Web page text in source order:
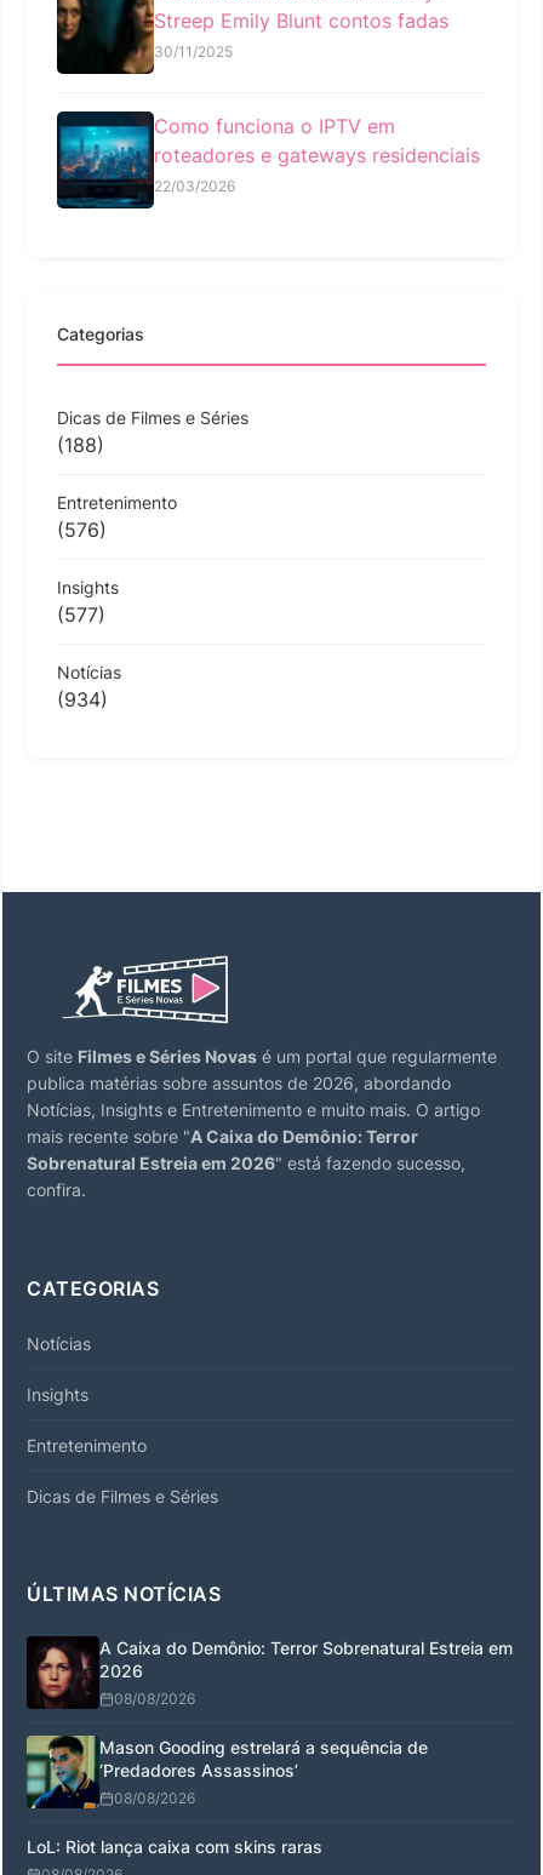
Streep Emily Blunt contos fadas
30/11/2025
Como funciona o IPTV em
roteadores e gateways residenciais
22/03/2026
Categorias
Dicas de Filmes e Séries
(188)
Entretenimento
(576)
Insights
(577)
Notícias
(934)
O site Filmes e Séries Novas é um portal que regularmente
publica matérias sobre assuntos de 2026, abordando
Notícias, Insights e Entretenimento e muito mais. O artigo
mais recente sobre "A Caixa do Demônio: Terror
Sobrenatural Estreia em 2026" está fazendo sucesso,
confira.
CATEGORIAS
Notícias
Insights
Entretenimento
Dicas de Filmes e Séries
ÚLTIMAS NOTÍCIAS
A Caixa do Demônio: Terror Sobrenatural Estreia em
2026
08/08/2026
Mason Gooding estrelará a sequência de
‘Predadores Assassinos’
08/08/2026
LoL: Riot lança caixa com skins raras